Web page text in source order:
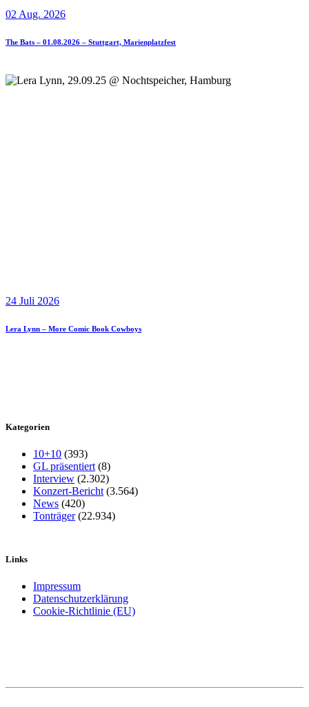
02 Aug. 2026
The Bats – 01.08.2026 – Stuttgart, Marienplatzfest
24 Juli 2026
Lera Lynn – More Comic Book Cowboys
Kategorien
10+10 (393)
GL präsentiert (8)
Interview (2.302)
Konzert-Bericht (3.564)
News (420)
Tonträger(22.934)
Links
Impressum
Datenschutzerklärung
Cookie-Richtlinie (EU)